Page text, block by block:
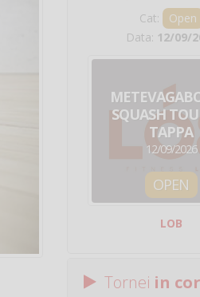
Tappa
Cat:
Open
Data: 12/09/
SQUASH
TAPPA
12/09/2026
OPEN
LOB
Tornei in